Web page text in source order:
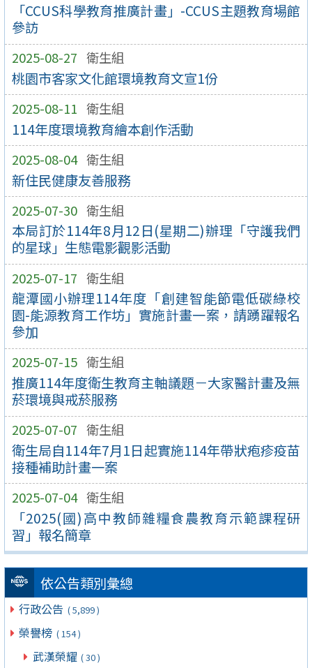
「CCUS科學教育推廣計畫」-CCUS主題教育場館
參訪
2025-08-27 衛生組
桃園市客家文化館環境教育文宣1份
2025-08-11 衛生組
114年度環境教育繪本創作活動
2025-08-04 衛生組
新住民健康友善服務
2025-07-30 衛生組
本局訂於114年8月12日(星期二)辦理「守護我們
的星球」生態電影觀影活動
2025-07-17 衛生組
龍潭國小辦理114年度「創建智能節電低碳綠校
園-能源教育工作坊」實施計畫一案，請踴躍報名
參加
2025-07-15 衛生組
推廣114年度衛生教育主軸議題－大家醫計畫及無
菸環境與戒菸服務
2025-07-07 衛生組
衛生局自114年7月1日起實施114年帶狀疱疹疫苗
接種補助計畫一案
2025-07-04 衛生組
「2025(國)高中教師雜糧食農教育示範課程研
習」報名簡章
依公告類別彙總
行政公告 ( 5,899 )
榮譽榜 ( 154 )
武漢榮耀 ( 30 )